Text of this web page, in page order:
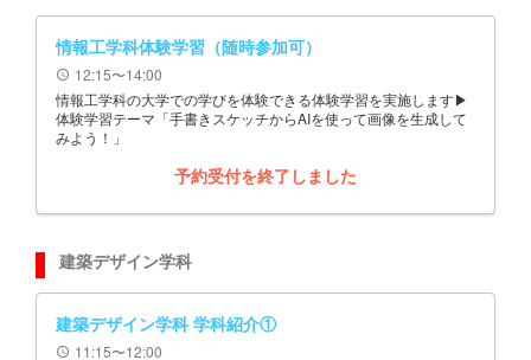
情報工学科体験学習（随時参加可）
schedule 12:15〜14:00
情報工学科の大学での学びを体験できる体験学習を実施します▶
体験学習テーマ「手書きスケッチからAIを使って画像を生成して
みよう！」
予約受付を終了しました
建築デザイン学科
建築デザイン学科 学科紹介①
schedule 11:15〜12:00